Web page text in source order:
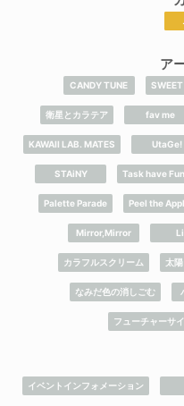
ア
CANDY TUNE
衛星とカラテア fav me
KAWAII LAB. MATES UtaGe!
STAiNY Task have Fun
Palette Parade Peel the
Mirror,Mirror
カラフルスクリーム 太
なみだ色の消しごむ
フューチャーサ
イベントインフォメーション